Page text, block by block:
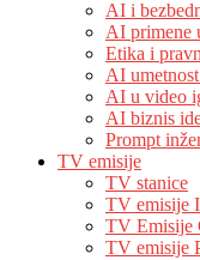
AI i
AI primene
Etika i
AI
AI u video
AI biznis
Prompt
TV emisije
TV stanice
TV emisije
TV Emisije
TV emisije